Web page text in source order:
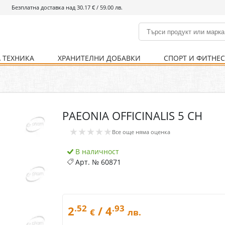
Безплатна доставка над 30.17 € / 59.00 лв.
Кости и стави Нервна система
Храносмилателна
Хомеопатия
ХРАНИТЕЛНИ ДОБАВКИ СПОРТ И ФИТНЕС
PAEONIA OFFICINALIS 5 CH
★★★★★ Все още няма оценка
В наличност
Арт. №60871
2.52 € / 4.93 лв.